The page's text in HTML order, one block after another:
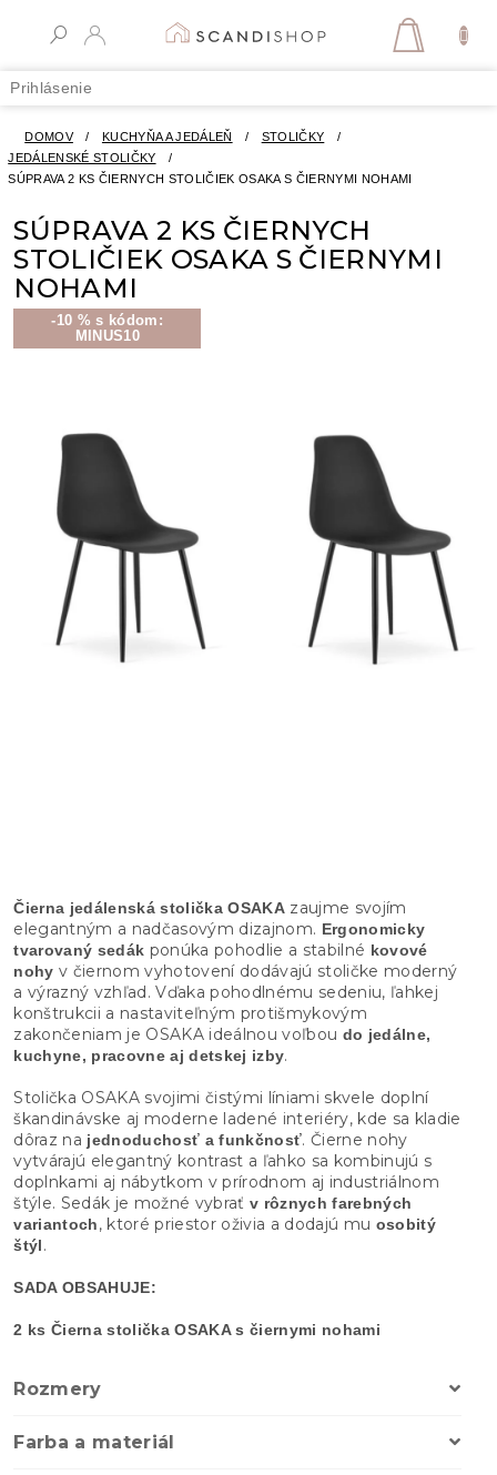
Prihlásenie
DOMOV / KUCHYŇA A JEDÁLEŇ / STOLIČKY
/
JEDÁLENSKÉ STOLIČKY
/
SÚPRAVA 2 KS ČIERNYCH STOLIČIEK OSAKA S ČIERNYMI NOHAMI
SÚPRAVA 2 KS ČIERNYCH
STOLIČIEK OSAKA S ČIERNYMI
NOHAMI
-10 % s kódom:
MINUS10
Čierna jedálenská stolička OSAKAzaujme svojím
elegantným a nadčasovým dizajnom. Ergonomicky
tvarovaný sedák ponúka pohodlie a stabilné kovové
nohy v čiernom vyhotovení dodávajú stoličke moderný
a výrazný vzhľad. Vďaka pohodlnému sedeniu, ľahkej
konštrukcii a nastaviteľným protišmykovým
zakončeniam je OSAKA ideálnou voľbou do jedálne,
kuchyne, pracovne aj detskej izby.
Stolička OSAKA svojimi čistými líniami skvele doplní
škandinávske aj moderne ladené interiéry, kde sa kladie
dôraz na jednoduchosť a funkčnosť. Čierne nohy
vytvárajú elegantný kontrast a ľahko sa kombinujú s
doplnkami aj nábytkom v prírodnom aj industriálnom
štýle. Sedák je možné vybrať v rôznych farebných
variantoch, ktoré priestor oživia a dodajú mu osobitý
štýl.
SADA OBSAHUJE:
2 ks Čierna stolička OSAKA s čiernymi nohami
Rozmery
Farba a materiál